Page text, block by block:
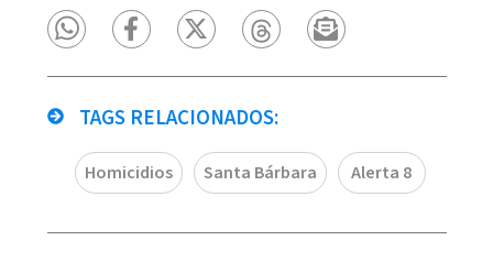
TAGS RELACIONADOS:
Homicidios Santa Bárbara Alerta 8